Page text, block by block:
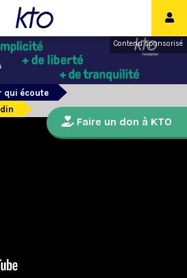
Contenu sponsorisé
qui écoute
Faire un don à KTO